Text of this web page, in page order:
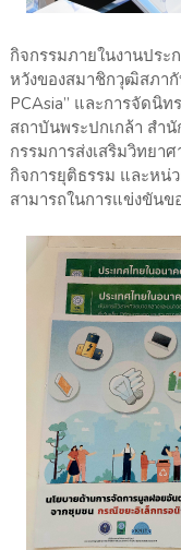
กิจกรรมภายในงานประ
หวังของสมาชิกวุฒิสภา
PCAsia” และการจัดนิ
สถาบันพระปกเกล้า สำ
กรรมการส่งเสริมวิทยา
กิจการยุติธรรม และหน่
สามารถในการแข่งขันข